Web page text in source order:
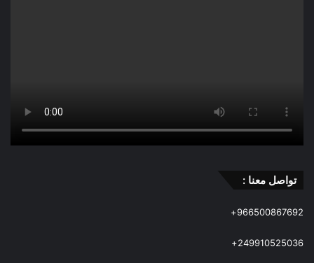
تواصل معنا :
966500867692+
249910525036+